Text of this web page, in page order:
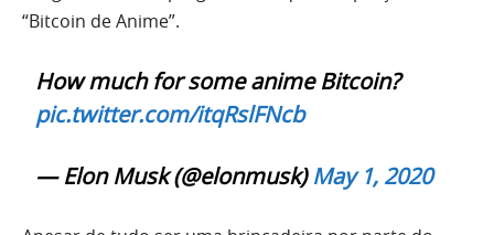
“Bitcoin de Anime”.
How much for some anime Bitcoin?
pic.twitter.com/itqRslFNcb
— Elon Musk (@elonmusk)May 1, 2020